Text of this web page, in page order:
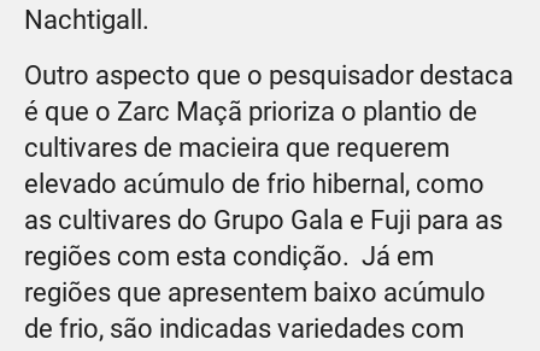
Nachtigall.
Outro aspecto que o pesquisador destaca
é que o Zarc Maçã prioriza o plantio de
cultivares de macieira que requerem
elevado acúmulo de frio hibernal, como
as cultivares do Grupo Gala e Fuji para as
regiões com esta condição. Já em
regiões que apresentem baixo acúmulo
de frio, são indicadas variedades com